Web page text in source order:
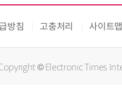
방침 고충처리 사이트맵
© Electronic Times